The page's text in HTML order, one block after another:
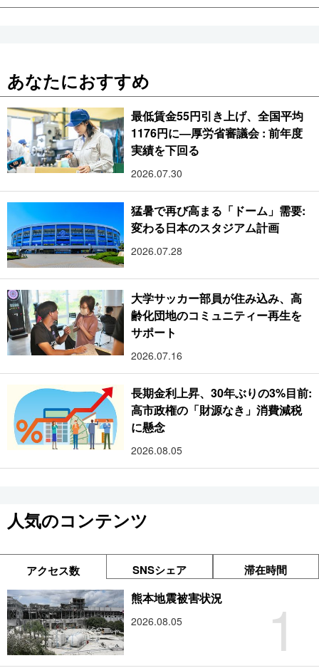
あなたにおすすめ
最低賃金55円引き上げ、全国平均
1176円に―厚労省審議会 : 前年度
実績を下回る
2026.07.30
猛暑で再び高まる「ドーム」需要:
変わる日本のスタジアム計画
2026.07.28
大学サッカー部員が住み込み、高
齢化団地のコミュニティー再生を
サポート
2026.07.16
長期金利上昇、30年ぶりの3%目前:
高市政権の「財源なき」消費減税
に懸念
2026.08.05
人気のコンテンツ
アクセス数 SNSシェア 滞在時間
1
熊本地震被害状況
2026.08.05